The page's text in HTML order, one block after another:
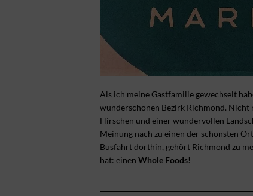
Als ich meine Gastfamilie gewechselt
wunderschönen Bezirk Richmond. Nicht
Hirschen und einer wundervollen
Meinung nach zu einen der schönsten
Busfahrt dorthin, gehört Richmond zu
hat: einen Whole Foods!